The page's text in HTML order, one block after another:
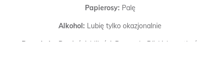
Papierosy: Palę
Alkohol: Lubię tylko okazjonalnie
Poszukuję: Przyjaźni, Miłości, Przygody, Bliskich spotkań,